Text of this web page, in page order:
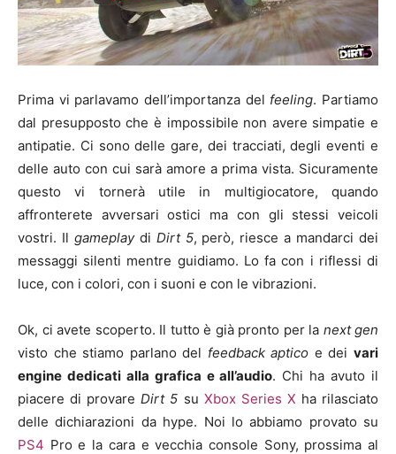
Prima vi parlavamo dell’importanza del feeling. Partiamo
dal presupposto che è impossibile non avere simpatie e
antipatie. Ci sono delle gare, dei tracciati, degli eventi e
delle auto con cui sarà amore a prima vista. Sicuramente
questo vi tornerà utile in multigiocatore, quando
affronterete avversari ostici ma con gli stessi veicoli
vostri. Il gameplaydi Dirt 5, però, riesce a mandarci dei
messaggi silenti mentre guidiamo. Lo fa con i riflessi di
luce, con i colori, con i suoni e con le vibrazioni.
Ok, ci avete scoperto. Il tutto è già pronto per la next gen
visto che stiamo parlano del feedback aptico e deivari
engine dedicati alla grafica e all’audio. Chi ha avuto il
piacere di provareDirt 5 su Xbox Series X ha rilasciato
delle dichiarazioni da hype. Noi lo abbiamo provato su
PS4 Pro e la cara e vecchia console Sony, prossima al